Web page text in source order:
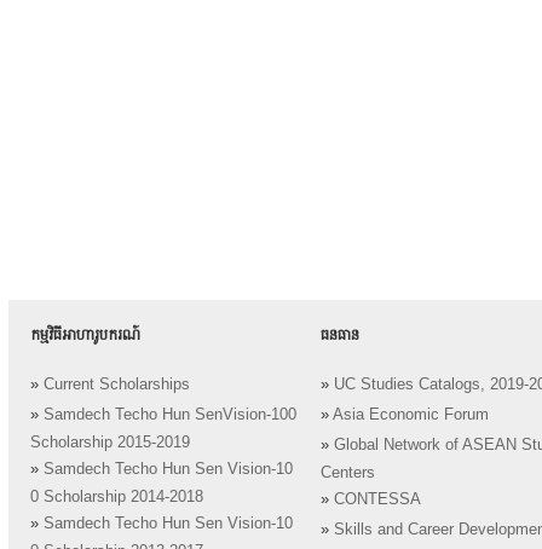
កម្មវិធីអាហារូបករណ៍
» Current Scholarships
» Samdech Techo Hun SenVision-100
Scholarship 2015-2019
» Samdech Techo Hun Sen Vision-10
0 Scholarship 2014-2018
» Samdech Techo Hun Sen Vision-10
ធនធាន
» UC Studies Catalogs, 2019-
» Asia Economic Forum
» Global Network of ASEAN
Centers
» CONTESSA
» Skills and Career